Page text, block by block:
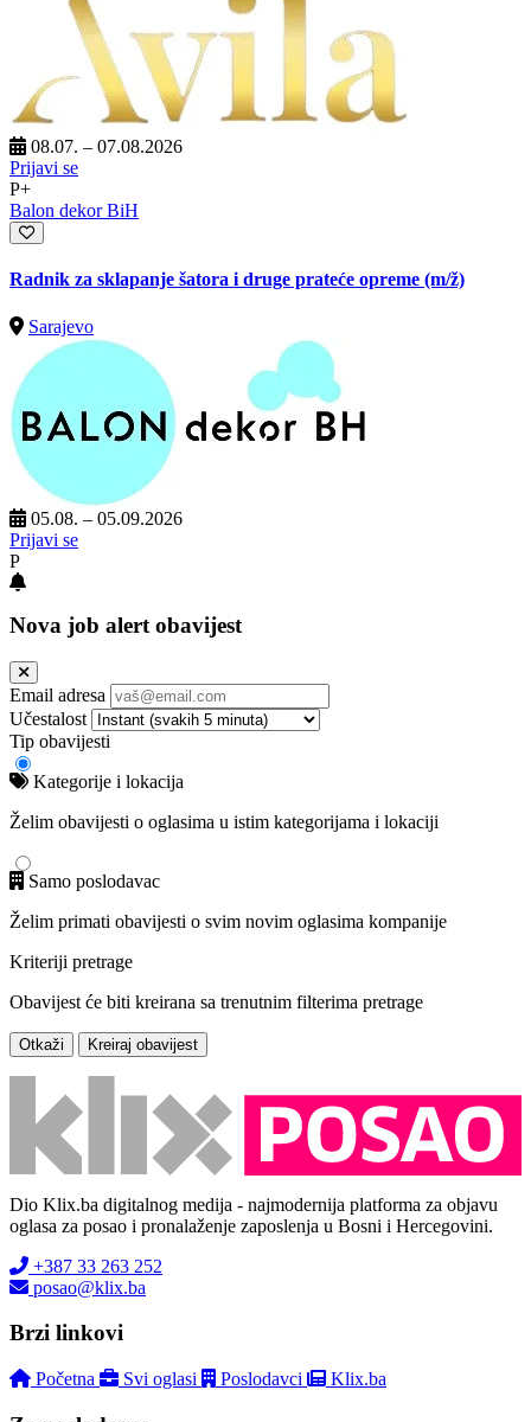
08.07. – 07.08.2026
Prijavi se
P+
Balon dekor BiH
Radnik za sklapanje šatora i druge prateće opreme (m/ž)
Sarajevo
05.08. – 05.09.2026
Prijavi se
P
Nova job alert obavijest
Email adresa
Učestalost
Tip obavijesti
Kategorije i lokacija
Želim obavijesti o oglasima u istim kategorijama i lokaciji
Samo poslodavac
Želim primati obavijesti o svim novim oglasima kompanije
Kriteriji pretrage
Obavijest će biti kreirana sa trenutnim filterima pretrage
Otkaži Kreiraj obavijest
Dio Klix.ba digitalnog medija - najmodernija platforma za objavu
oglasa za posao i pronalaženje zaposlenja u Bosni i Hercegovini.
+387 33 263 252
posao@klix.ba
Brzi linkovi
Početna Svi oglasi Poslodavci Klix.ba